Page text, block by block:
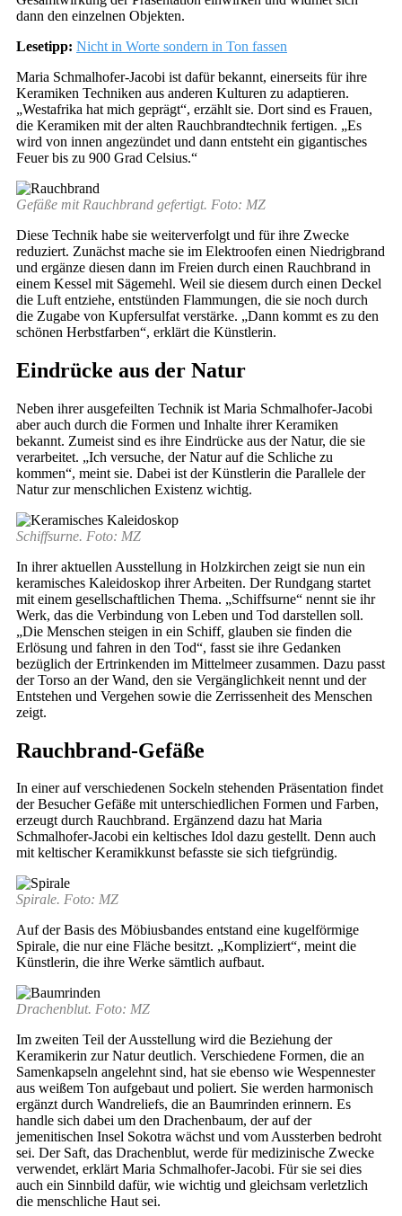
dann den einzelnen Objekten.
Lesetipp: Nicht in Worte sondern in Ton fassen
Maria Schmalhofer-Jacobi ist dafür bekannt, einerseits für ihre
Keramiken Techniken aus anderen Kulturen zu adaptieren.
„Westafrika hat mich geprägt“, erzählt sie. Dort sind es Frauen,
die Keramiken mit der alten Rauchbrandtechnik fertigen. „Es
wird von innen angezündet und dann entsteht ein gigantisches
Feuer bis zu 900 Grad Celsius.“
Gefäße mit Rauchbrand gefertigt. Foto: MZ
Diese Technik habe sie weiterverfolgt und für ihre Zwecke
reduziert. Zunächst mache sie im Elektroofen einen Niedrigbrand
und ergänze diesen dann im Freien durch einen Rauchbrand in
einem Kessel mit Sägemehl. Weil sie diesem durch einen Deckel
die Luft entziehe, entstünden Flammungen, die sie noch durch
die Zugabe von Kupfersulfat verstärke. „Dann kommt es zu den
schönen Herbstfarben“, erklärt die Künstlerin.
Eindrücke aus der Natur
Neben ihrer ausgefeilten Technik ist Maria Schmalhofer-Jacobi
aber auch durch die Formen und Inhalte ihrer Keramiken
bekannt. Zumeist sind es ihre Eindrücke aus der Natur, die sie
verarbeitet. „Ich versuche, der Natur auf die Schliche zu
kommen“, meint sie. Dabei ist der Künstlerin die Parallele der
Natur zur menschlichen Existenz wichtig.
Schiffsurne. Foto: MZ
In ihrer aktuellen Ausstellung in Holzkirchen zeigt sie nun ein
keramisches Kaleidoskop ihrer Arbeiten. Der Rundgang startet
mit einem gesellschaftlichen Thema. „Schiffsurne“ nennt sie ihr
Werk, das die Verbindung von Leben und Tod darstellen soll.
„Die Menschen steigen in ein Schiff, glauben sie finden die
Erlösung und fahren in den Tod“, fasst sie ihre Gedanken
bezüglich der Ertrinkenden im Mittelmeer zusammen. Dazu passt
der Torso an der Wand, den sie Vergänglichkeit nennt und der
Entstehen und Vergehen sowie die Zerrissenheit des Menschen
zeigt.
Rauchbrand-Gefäße
In einer auf verschiedenen Sockeln stehenden Präsentation findet
der Besucher Gefäße mit unterschiedlichen Formen und Farben,
erzeugt durch Rauchbrand. Ergänzend dazu hat Maria
Schmalhofer-Jacobi ein keltisches Idol dazu gestellt. Denn auch
mit keltischer Keramikkunst befasste sie sich tiefgründig.
Spirale. Foto: MZ
Auf der Basis des Möbiusbandes entstand eine kugelförmige
Spirale, die nur eine Fläche besitzt. „Kompliziert“, meint die
Künstlerin, die ihre Werke sämtlich aufbaut.
Drachenblut. Foto: MZ
Im zweiten Teil der Ausstellung wird die Beziehung der
Keramikerin zur Natur deutlich. Verschiedene Formen, die an
Samenkapseln angelehnt sind, hat sie ebenso wie Wespennester
aus weißem Ton aufgebaut und poliert. Sie werden harmonisch
ergänzt durch Wandreliefs, die an Baumrinden erinnern. Es
handle sich dabei um den Drachenbaum, der auf der
jemenitischen Insel Sokotra wächst und vom Aussterben bedroht
sei. Der Saft, das Drachenblut, werde für medizinische Zwecke
verwendet, erklärt Maria Schmalhofer-Jacobi. Für sie sei dies
auch ein Sinnbild dafür, wie wichtig und gleichsam verletzlich
die menschliche Haut sei.